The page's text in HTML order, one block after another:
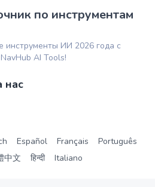
по инструментам
инструменты ИИ 2026 года с
AI Tools!
нас
Español Français
Português
中文 हिन्दी Italiano